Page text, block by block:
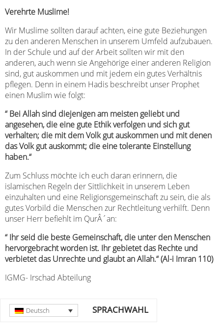
Verehrte Muslime!
Wir Muslime sollten darauf achten, eine gute Beziehungen
zu den anderen Menschen in unserem Umfeld aufzubauen.
In der Schule und auf der Arbeit sollten wir mit den
anderen, auch wenn sie Angehörige einer anderen Religion
sind, gut auskommen und mit jedem ein gutes Verhältnis
pflegen. Denn in einem Hadis beschreibt unser Prophet
einen Muslim wie folgt:
“ Bei Allah sind diejenigen am meisten geliebt und
angesehen, die eine gute Ethik verfolgen und sich gut
verhalten; die mit dem Volk gut auskommen und mit denen
das Volk gut auskommt; die eine tolerante Einstellung
haben.“
Zum Schluss möchte ich euch daran erinnern, die
islamischen Regeln der Sittlichkeit in unserem Leben
einzuhalten und eine Religionsgemeinschaft zu sein, die als
gutes Vorbild die Menschen zur Rechtleitung verhilft. Denn
unser Herr befiehlt im QurÂ´an:
“ Ihr seid die beste Gemeinschaft, die unter den Menschen
hervorgebracht worden ist. Ihr gebietet das Rechte und
verbietet das Unrechte und glaubt an Allah.“ (Al-i Imran 110)
IGMG- Irschad Abteilung
SPRACHWAHL
Deutsch